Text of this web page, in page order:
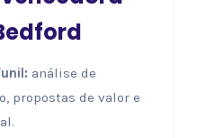
análise de
propostas de valor e